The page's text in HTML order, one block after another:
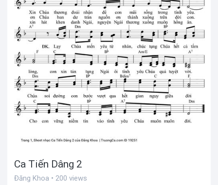
Ca Tiến Dâng 2
Đăng Khoa • 200 views